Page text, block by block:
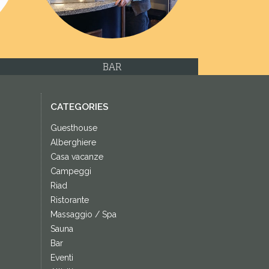
BAR
CATEGORIES
Guesthouse
Alberghiere
Casa vacanze
Campeggi
Riad
Ristorante
Massaggio / Spa
Sauna
Bar
Eventi